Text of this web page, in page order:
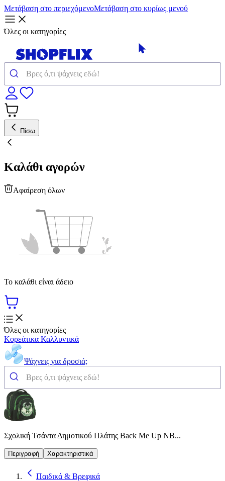
Μετάβαση στο περιεχόμενοΜετάβαση στο κυρίως μενού
Όλες οι κατηγορίες
Πίσω
Καλάθι αγορών
Αφαίρεση όλων
Το καλάθι είναι άδειο
Όλες οι κατηγορίες
Κορεάτικα Καλλυντικά
Ψάχνεις για δροσιά;
Σχολική Τσάντα Δημοτικού Πλάτης Back Me Up NB...
Περιγραφή Χαρακτηριστικά
Παιδικά & Βρεφικά